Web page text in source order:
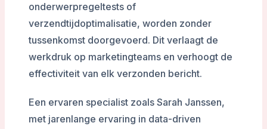
onderwerpregeltests of
verzendtijdoptimalisatie, worden zonder
tussenkomst doorgevoerd. Dit verlaagt de
werkdruk op marketingteams en verhoogt de
effectiviteit van elk verzonden bericht.
Een ervaren specialist zoals Sarah Janssen,
met jarenlange ervaring in data-driven